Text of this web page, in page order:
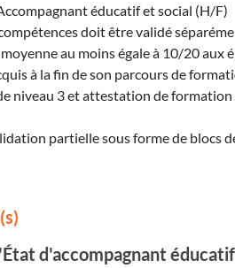
éducatif et social (H/F)
doit être validé
au moins égale à 10/20 aux
à la fin de son parcours de
niveau 3 et attestation de formation
partielle sous forme de blocs
d'accompagnant